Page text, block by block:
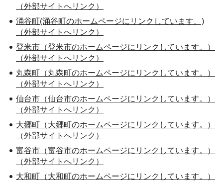
（外部サイトへリンク）
涌谷町(涌谷町のホームページにリンクしています。)
（外部サイトへリンク）
登米市（登米市のホームページにリンクしています。）
（外部サイトへリンク）
丸森町（丸森町のホームページにリンクしています。）
（外部サイトへリンク）
仙台市（仙台市のホームページにリンクしています。）
（外部サイトへリンク）
大郷町（大郷町のホームページにリンクしています。）
（外部サイトへリンク）
富谷市（富谷市のホームページにリンクしています。）
（外部サイトへリンク）
大和町（大和町のホームページにリンクしています。）